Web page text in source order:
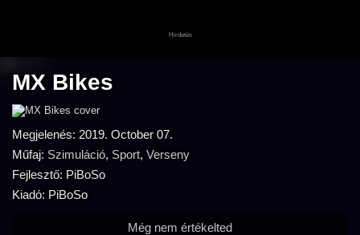
MX Bikes
Megjelenés: 2019. October 07.
Műfaj: Szimuláció, Sport, Verseny
Fejlesztő: PiBoSo
Kiadó: PiBoSo
Még nem értékelted